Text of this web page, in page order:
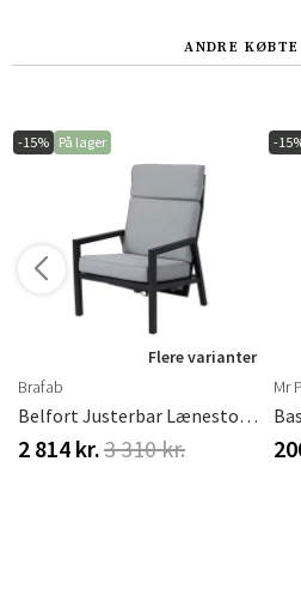
ANDRE KØBTE
-15% På lager
Flere varianter
Brafab
Belfort Justerbar Lænestol Høj Sort Brafab
2 814 kr.3 310 kr.
-
Mr